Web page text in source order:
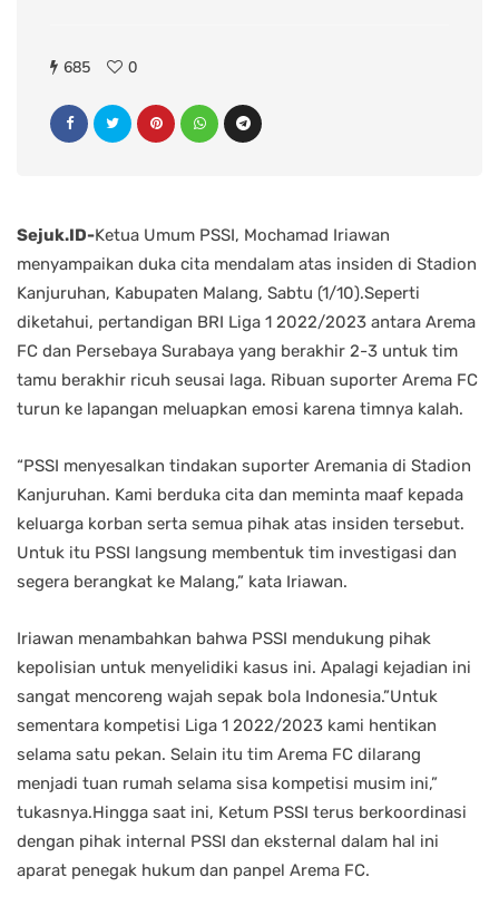
685 0
Sejuk.ID-Ketua Umum PSSI, Mochamad Iriawan
menyampaikan duka cita mendalam atas insiden di Stadion
Kanjuruhan, Kabupaten Malang, Sabtu (1/10).Seperti
diketahui, pertandigan BRI Liga 1 2022/2023 antara Arema
FC dan Persebaya Surabaya yang berakhir 2-3 untuk tim
tamu berakhir ricuh seusai laga. Ribuan suporter Arema FC
turun ke lapangan meluapkan emosi karena timnya kalah.
“PSSI menyesalkan tindakan suporter Aremania di Stadion
Kanjuruhan. Kami berduka cita dan meminta maaf kepada
keluarga korban serta semua pihak atas insiden tersebut.
Untuk itu PSSI langsung membentuk tim investigasi dan
segera berangkat ke Malang,” kata Iriawan.
Iriawan menambahkan bahwa PSSI mendukung pihak
kepolisian untuk menyelidiki kasus ini. Apalagi kejadian ini
sangat mencoreng wajah sepak bola Indonesia.”Untuk
sementara kompetisi Liga 1 2022/2023 kami hentikan
selama satu pekan. Selain itu tim Arema FC dilarang
menjadi tuan rumah selama sisa kompetisi musim ini,”
tukasnya.Hingga saat ini, Ketum PSSI terus berkoordinasi
dengan pihak internal PSSI dan eksternal dalam hal ini
aparat penegak hukum dan panpel Arema FC.